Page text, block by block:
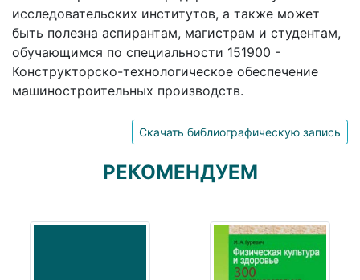
исследовательских институтов, а также может
быть полезна аспирантам, магистрам и студентам,
обучающимся по специальности 151900 -
Конструкторско-технологическое обеспечение
машиностроительных производств.
Скачать библиографическую запись
РЕКОМЕНДУЕМ